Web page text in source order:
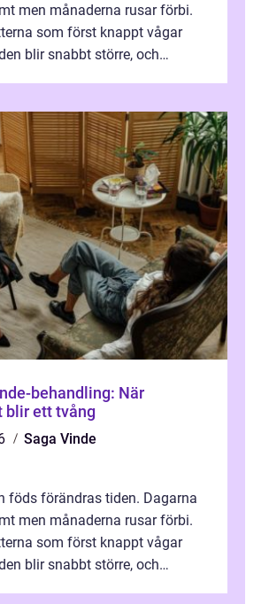
men månaderna rusar förbi.
som först knappt vågar
blir snabbt större, och
behandling: När
blir ett tvång
Saga Vinde
föds förändras tiden. Dagarna
men månaderna rusar förbi.
som först knappt vågar
blir snabbt större, och